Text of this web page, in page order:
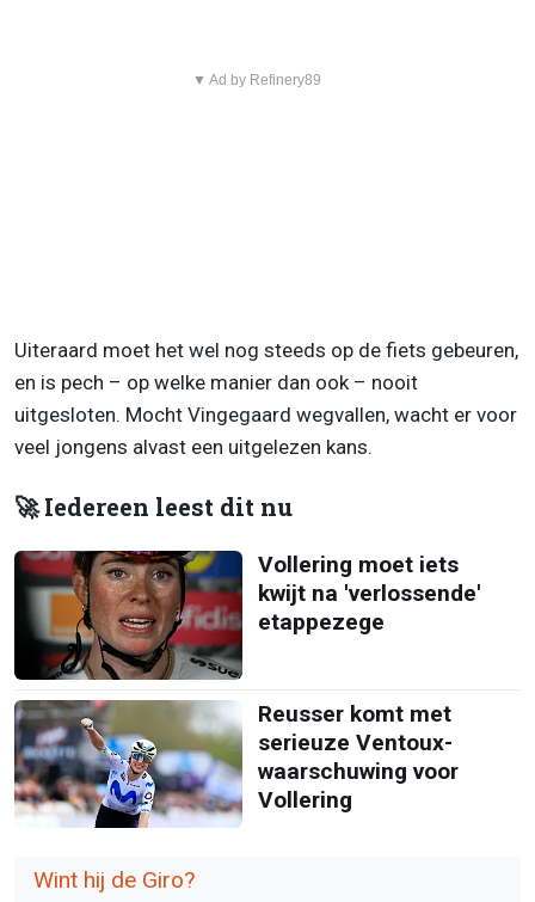
▼ Ad by Refinery89
Uiteraard moet het wel nog steeds op de fiets gebeuren,
en is pech – op welke manier dan ook – nooit
uitgesloten. Mocht Vingegaard wegvallen, wacht er voor
veel jongens alvast een uitgelezen kans.
🚀 Iedereen leest dit nu
Vollering moet iets
kwijt na 'verlossende'
etappezege
Reusser komt met
serieuze Ventoux-
waarschuwing voor
Vollering
Wint hij de Giro?